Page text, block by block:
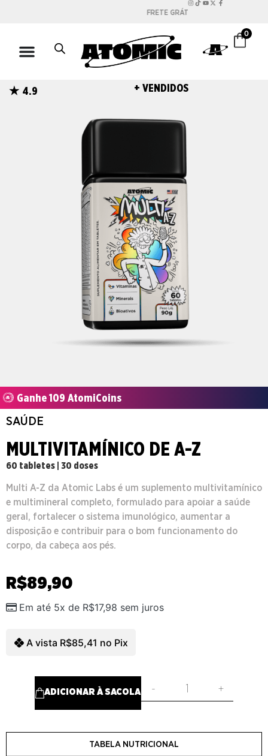
FRETE GRÁTIS NAS COMPRAS ACIMA DE
0
4.9 + VENDIDOS
Ganhe 109 AtomiCoins
SAÚDE
MULTIVITAMÍNICO DE A-Z
60 tabletes | 30 doses
Multi A-Z da Atomic Labs é um suplemento multivitamínico
e multimineral completo, formulado para apoiar a saúde
geral, fortalecer o sistema imunológico, aumentar a
disposição e contribuir para o bom funcionamento do
corpo, da cabeça aos pés.
R$89,90
Em até 5x de R$17,98 sem juros
A vista R$85,41 no Pix
- +
ADICIONAR À SACOLA
TABELA NUTRICIONAL